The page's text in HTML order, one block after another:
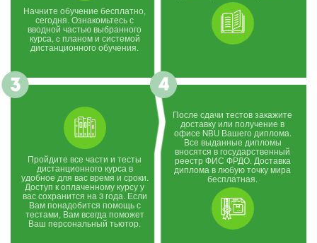
Начните обучение бесплатно,
сегодня. Ознакомьтесь с
вводной частью выбранного
курса, c планом и системой
дистанционного обучения.
Пройдите все части и тесты
дистанционного курса в
удобное для вас время и сроки.
Доступ к оплаченному курсу у
вас сохранится на 3 года. Если
Вам понадобится помощь с
тестами, Вам всегда поможет
Ваш персональный тьютор.
После сдачи тестов закажите
доставку или получение в
офисе NBU Вашего диплома.
Все выданные дипломы
вносятся в государственный
реестр ФИС ФРДО. Доставка
диплома в любую точку мира
бесплатная.